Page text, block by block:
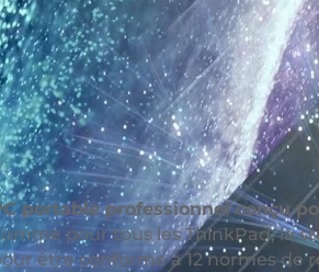
portable professionnel conçu
pour tous les ThinkPad, la
être conforme à 12 normes de